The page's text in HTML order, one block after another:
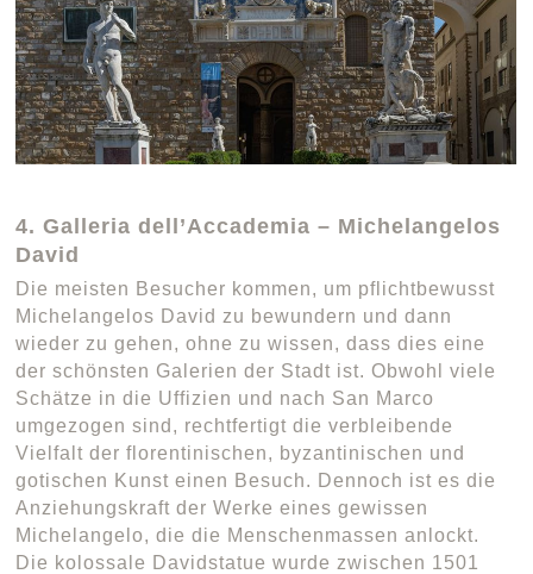
4. Galleria dell’Accademia – Michelangelos
David
Die meisten Besucher kommen, um pflichtbewusst
Michelangelos David zu bewundern und dann
wieder zu gehen, ohne zu wissen, dass dies eine
der schönsten Galerien der Stadt ist. Obwohl viele
Schätze in die Uffizien und nach San Marco
umgezogen sind, rechtfertigt die verbleibende
Vielfalt der florentinischen, byzantinischen und
gotischen Kunst einen Besuch. Dennoch ist es die
Anziehungskraft der Werke eines gewissen
Michelangelo, die die Menschenmassen anlockt.
Die kolossale Davidstatue wurde zwischen 1501